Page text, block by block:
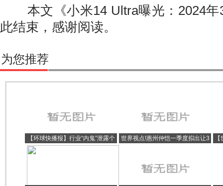
本文《小米14 Ultra曝光：2024年
此结束，感谢阅读。
为您推荐
【环球快播报】行业“内鬼”泄露个
人信息屡见不鲜 运营商员工违规办
世界视点!惠州仲恺一季度拟出让3